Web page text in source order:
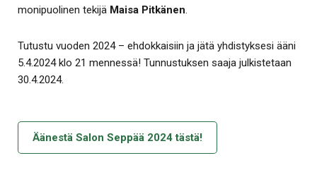
monipuolinen tekijä Maisa Pitkänen
Tutustu vuoden 2024 – ehdokkaisiin ja jätä yhdistyksesi ääni
5.4.2024 klo 21 mennessä! Tunnustuksen saaja julkistetaan
30.4.2024.
Äänestä Salon Seppää 2024 tästä!